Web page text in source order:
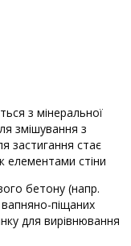
з мінеральної
змішування з
застигання стає
елементами стіни
бетону (напр.
піщаних
для вирівнювання